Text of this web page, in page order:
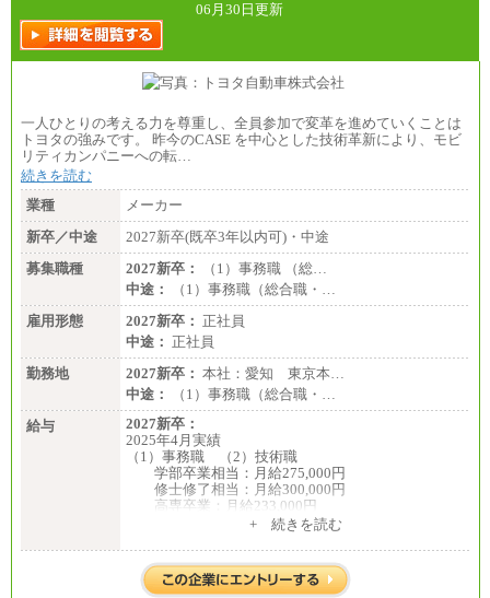
06月30日更新
一人ひとりの考える力を尊重し、全員参加で変革を進めていくことは
トヨタの強みです。 昨今のCASE を中心とした技術革新により、モビ
リティカンパニーへの転…
続きを読む
業種
メーカー
新卒／中途
2027新卒(既卒3年以内可)・中途
募集職種
2027新卒：
（1）事務職 （総…
中途：
（1）事務職（総合職・…
雇用形態
2027新卒： 正社員
中途： 正社員
勤務地
2027新卒： 本社：愛知 東京本…
中途：
（1）事務職（総合職・…
給与
2027新卒：
2025年4月実績
（1）事務職 （2）技術職
学部卒業相当：月給275,000円
修士修了相当：月給300,000円
高専卒業：月給233,000円
大学院修了・大学卒業：月給21万円
短期大学・専門学校（2年制）卒業：月給20万円
+ 続きを読む